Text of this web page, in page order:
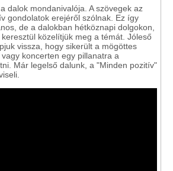
dalok mondanivalója. A szövegek az
gondolatok erejéről szólnak. Ez így
de a dalokban hétköznapi dolgokon,
közelítjük meg a témát. Jóleső
vissza, hogy sikerült a mögöttes
koncerten egy pillanatra a
Már legelső dalunk, a "Minden pozitív"